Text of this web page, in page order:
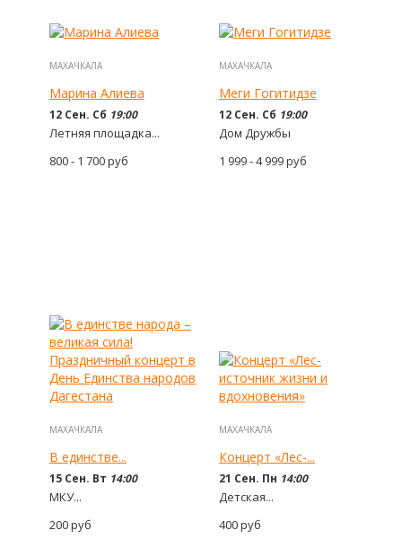
МАХАЧКАЛА
Марина Алиева
12 Сен. Сб 19:00
Летняя площадка...
800 - 1 700руб
МАХАЧКАЛА
Меги Гогитидзе
12 Сен. Сб 19:00
Дом Дружбы
1 999 - 4 999руб
МАХАЧКАЛА
В единстве...
15 Сен. Вт 14:00
МКУ...
200руб
МАХАЧКАЛА
Концерт «Лес-...
21 Сен. Пн 14:00
Детская...
400руб